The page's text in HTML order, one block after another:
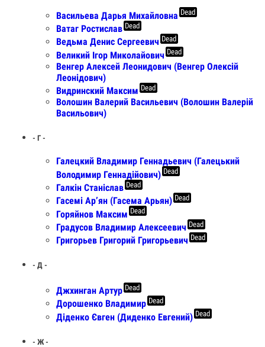
Васильева Дарья Михайловна Dead
Ватаг Ростислав Dead
Ведьма Денис Сергеевич Dead
Великий Ігор Миколайович Dead
Венгер Алексей Леонидович (Венгер Олексiй
Леонiдович)
Видринский Максим Dead
Волошин Валерий Васильевич (Волошин Валерій
Васильович)
- Г -
Галецкий Владимир Геннадьевич (Галецький
Володимир Геннадiйович) Dead
Галкін Станіслав Dead
Гасемі Арʼян (Гасема Арьян) Dead
Горяйнов Максим Dead
Градусов Владимир Алексеевич Dead
Григорьев Григорий Григорьевич Dead
- Д -
Джхинган Артур Dead
Дорошенко Владимир Dead
Діденко Євген (Диденко Евгений) Dead
- Ж -